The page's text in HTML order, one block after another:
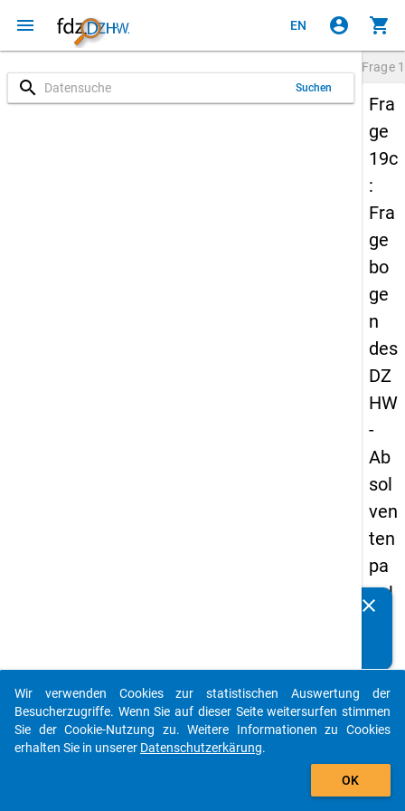
menu EN account_circle shopping_cart
search Suchen
Frage
Fra
ge
19c
:
Fra
ge
bo
ge
n
des
DZ
HW
-
Ab
sol
ven
ten
pa
nel
09
-
zw
clear
auto_stories
add_shopping_cart
Wir verwenden Cookies zur statistischen Auswertung der
Besucherzugriffe. Wenn Sie auf dieser Seite weitersurfen stimmen
Sie der Cookie-Nutzung zu. Weitere Informationen zu Cookies
erhalten Sie in unserer Datenschutzerkärung.
OK